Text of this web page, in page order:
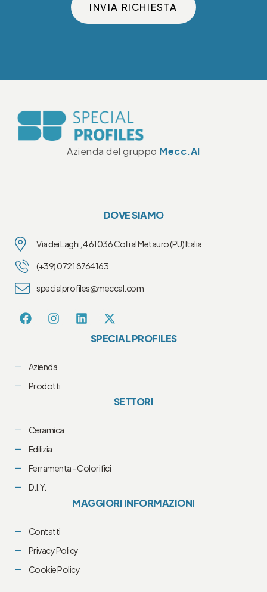
INVIA RICHIESTA
Azienda del gruppo Mecc.Al
DOVE SIAMO
Via dei Laghi, 4 61036 Colli al Metauro (PU) Italia
(+39) 0721 8764163
specialprofiles@meccal.com
SPECIAL PROFILES
Azienda
Prodotti
SETTORI
Ceramica
Edilizia
Ferramenta - Colorifici
D.I.Y.
MAGGIORI INFORMAZIONI
Contatti
Privacy Policy
Cookie Policy